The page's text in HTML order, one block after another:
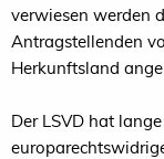
verwiesen werden
Antragstellenden
Herkunftsland
Der LSVD hat